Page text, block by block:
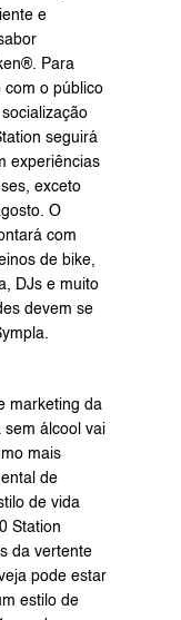
e
Para
com o público
seguirá
experiências
exceto
O
com
de bike,
DJs e muito
devem se
.
marketing da
sem álcool vai
mais
de
de vida
Station
da vertente
pode estar
estilo de